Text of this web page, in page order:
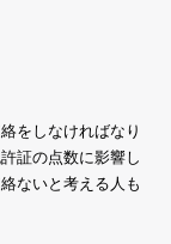
をしなければなり
証の点数に影響し
ないと考える人も